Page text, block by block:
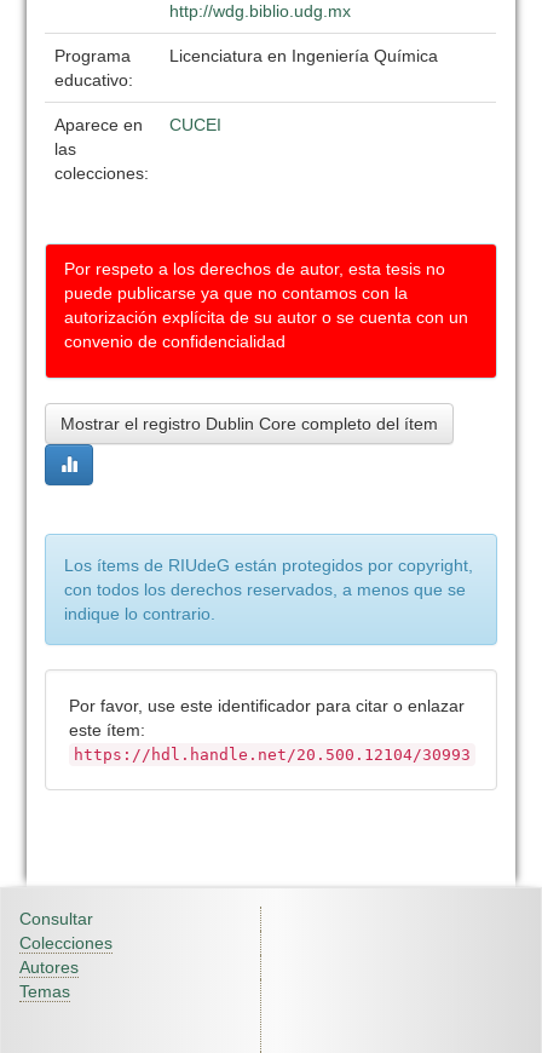
http://wdg.biblio.udg.mx
Programa
educativo:
Licenciatura en Ingeniería Química
Aparece en
las
colecciones:
CUCEI
Por respeto a los derechos de autor, esta tesis no
puede publicarse ya que no contamos con la
autorización explícita de su autor o se cuenta con un
convenio de confidencialidad
Mostrar el registro Dublin Core completo del ítem
Los ítems de RIUdeG están protegidos por copyright,
con todos los derechos reservados, a menos que se
indique lo contrario.
Por favor, use este identificador para citar o enlazar
este ítem:
https://hdl.handle.net/20.500.12104/30993
Consultar
Colecciones
Autores
Temas